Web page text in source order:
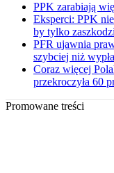
PPK zarabiają
Eksperci: PPK
by tylko
PFR ujawnia
szybciej niż
Coraz więcej
przekroczyła 60
Promowane treści